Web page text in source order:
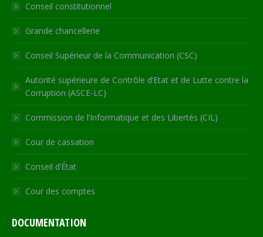
windowwindowwindowwindow
new
Conseil constitutionnel
Grande chancellerie
Conseil Supérieur de la Communication (CSC)
Autorité supérieure de Contrôle d’Etat et de Lutte contre la
Corruption (ASCE-LC)
Commission de l’Informatique et des Libertés (CIL)
Cour de cassation
Conseil d’État
Cour des comptes
DOCUMENTATION